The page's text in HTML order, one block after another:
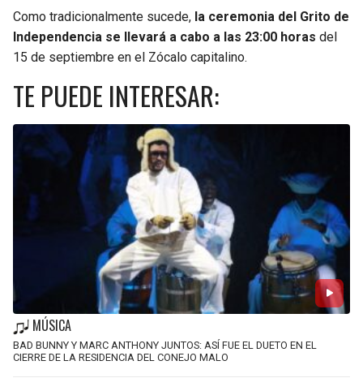
Como tradicionalmente sucede, la ceremonia del Grito de
Independencia se llevará a cabo a las 23:00 horas del
15 de septiembre en el Zócalo capitalino.
TE PUEDE INTERESAR:
MÚSICA
BAD BUNNY Y MARC ANTHONY JUNTOS: ASÍ FUE EL DUETO EN EL
CIERRE DE LA RESIDENCIA DEL CONEJO MALO